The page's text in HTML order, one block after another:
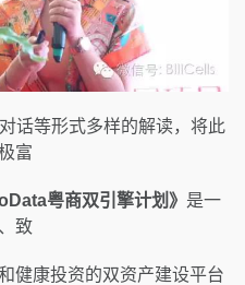
话等形式多样的解读，将此
富
粤商双引擎计划》 是一
致
健康投资的双资产建设平台